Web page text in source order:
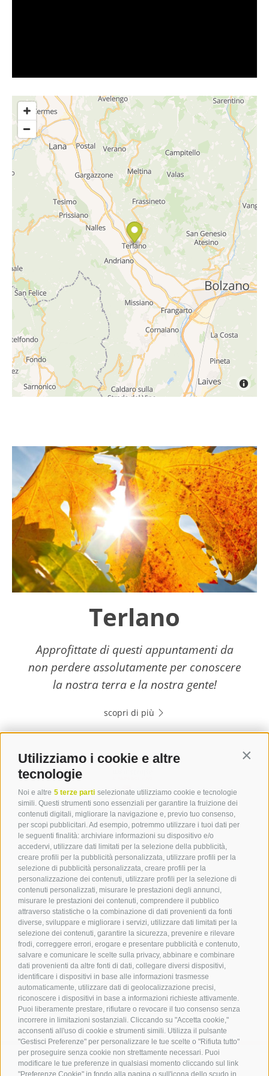
Utilizziamo i cookie e altre
tecnologie
Noi e altre 5 terze parti selezionate utilizziamo cookie e tecnologie
simili. Questi strumenti sono essenziali per garantire la fruizione dei
contenuti digitali, migliorare la navigazione e, previo tuo consenso,
per scopi pubblicitari. Ad esempio, potremmo utilizzare i tuoi dati per
le seguenti finalità: archiviare informazioni su dispositivo e/o
accedervi, utilizzare dati limitati per la selezione della pubblicità,
creare profili per la pubblicità personalizzata, utilizzare profili per la
selezione di pubblicità personalizzata, creare profili per la
personalizzazione dei contenuti, utilizzare profili per la selezione di
contenuti personalizzati, misurare le prestazioni degli annunci,
misurare le prestazioni dei contenuti, comprendere il pubblico
attraverso statistiche o la combinazione di dati provenienti da fonti
diverse, sviluppare e migliorare i servizi, utilizzare dati limitati per la
selezione dei contenuti, garantire la sicurezza, prevenire e rilevare
frodi, correggere errori, erogare e presentare pubblicità e contenuto,
salvare e comunicare le scelte sulla privacy, abbinare e combinare
dati provenienti da altre fonti di dati, collegare diversi dispositivi,
identificare i dispositivi in base alle informazioni trasmesse
automaticamente, utilizzare dati di geolocalizzazione precisi,
riconoscere i dispositivi in base a informazioni richieste attivamente.
Puoi liberamente prestare, rifiutare o revocare il tuo consenso senza
incorrere in limitazioni sostanziali. Cliccando su "Accetta cookie,"
acconsenti all'uso di cookie e strumenti simili. Utilizza il pulsante
"Gestisci Preferenze" per personalizzare le tue scelte o "Rifiuta tutto"
per proseguire senza cookie non strettamente necessari. Puoi
modificare le tue preferenze in qualsiasi momento cliccando sul link
"Preferenze Cookie" in fondo alla pagina o sull'icona dello scudo in
Terlano
Approfittate di questi appuntamenti da
non perdere assolutamente per conoscere
la nostra terra e la nostra gente!
scopri di più
Contatto
Associazione Turistica
Terlano
P.zza Dott. Weiser 2
39018 Terlano BZ
Tel. 0471 257 165
info@terlan.info